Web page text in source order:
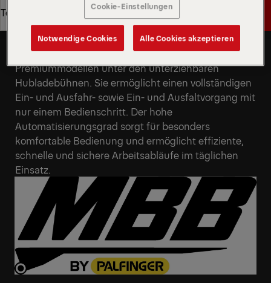
Technische Daten
Technische Daten
Angebot anfordern
Angebot anfordern
Vollautomatische Hydraulik auf
Premiumniveau
Diese Hubladebühne gehört zu den
Premiummodellen unter den unterziehbaren
Hubladebühnen. Sie ermöglicht einen vollständigen
Ein- und Ausfahr- sowie Ein- und Ausfaltvorgang mit
nur einem Bedienschritt. Der hohe
Automatisierungsgrad sorgt für besonders
komfortable Bedienung und ermöglicht effiziente,
schnelle und sichere Arbeitsabläufe im täglichen
Einsatz.
Cookie-Einstellungen
Notwendige Cookies Alle Cookies akzeptieren